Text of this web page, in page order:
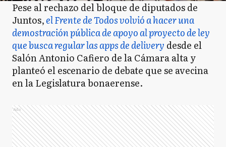
Pese al rechazo del bloque de diputados de
Juntos,el Frente de Todos volvió a hacer una
demostración pública de apoyo al proyecto de ley
que busca regular las apps de delivery desde el
Salón Antonio Cafiero de la Cámara alta y
planteó el escenario de debate que se avecina
en la Legislatura bonaerense.
Ads